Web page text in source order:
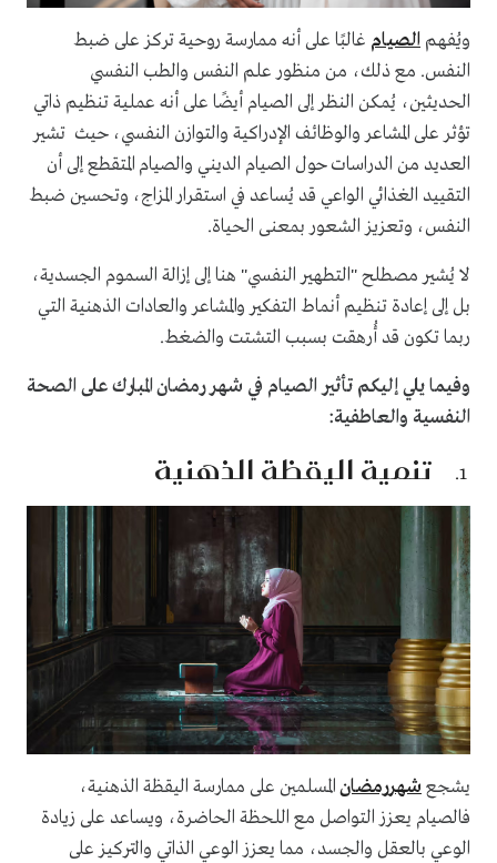
ويُفهم الصيام غالبًا على أنه ممارسة روحية تركز على ضبط
النفس. مع ذلك، من منظور علم النفس والطب النفسي
الحديثين، يُمكن النظر إلى الصيام أيضًا على أنه عملية تنظيم ذاتي
تؤثر على المشاعر والوظائف الإدراكية والتوازن النفسي، حيث تشير
العديد من الدراسات حول الصيام الديني والصيام المتقطع إلى أن
التقييد الغذائي الواعي قد يُساعد في استقرار المزاج، وتحسين ضبط
النفس، وتعزيز الشعور بمعنى الحياة.
لا يُشير مصطلح "التطهير النفسي" هنا إلى إزالة السموم الجسدية،
بل إلى إعادة تنظيم أنماط التفكير والمشاعر والعادات الذهنية التي
ربما تكون قد أُرهقت بسبب التشتت والضغط.
وفيما يلي إليكم تأثير الصيام في شهر رمضان المبارك على الصحة
النفسية والعاطفية:
تنمية اليقظة الذهنية
يشجعشهررمضانالمسلمين على ممارسة اليقظة الذهنية،
فالصيام يعزز التواصل مع اللحظة الحاضرة، ويساعد على زيادة
الوعي بالعقل والجسد، مما يعزز الوعي الذاتي والتركيز على